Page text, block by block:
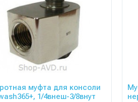
муфта для консоли
1/4внеш-3/8внут